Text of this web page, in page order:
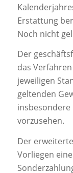
Erstattung
Noch nicht
Der
das
jeweiligen
geltenden
insbesondere
vorzusehen.
Der
Vorliegen